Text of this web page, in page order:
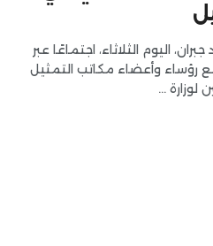
اليوم الثلاثاء، اجتماعًا عبر
رؤساء وأعضاء مكاتب التمثيل
لوزارة ...